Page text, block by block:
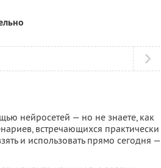
нейросетей — но не знаете, как
встречающихся практически
и использовать прямо сегодня —